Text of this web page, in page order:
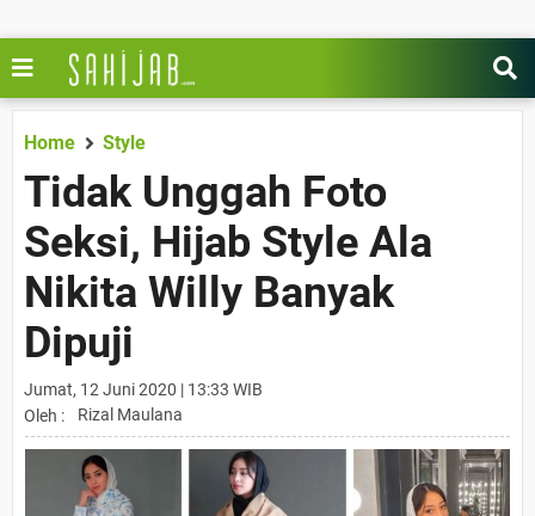
Home Style
Tidak Unggah Foto
Seksi, Hijab Style Ala
Nikita Willy Banyak
Dipuji
Jumat, 12 Juni 2020 | 13:33 WIB
Oleh :
Rizal Maulana